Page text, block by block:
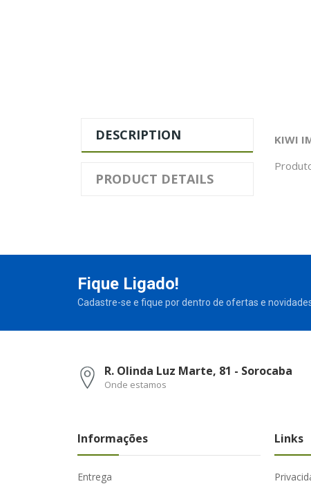
DESCRIPTION
PRODUCT DETAILS
KIWI
Fique Ligado!
Cadastre-se e fique por dentro de ofertas e
R. Olinda Luz Marte, 81 - Sorocaba
Onde estamos
Informações
Entrega
Links